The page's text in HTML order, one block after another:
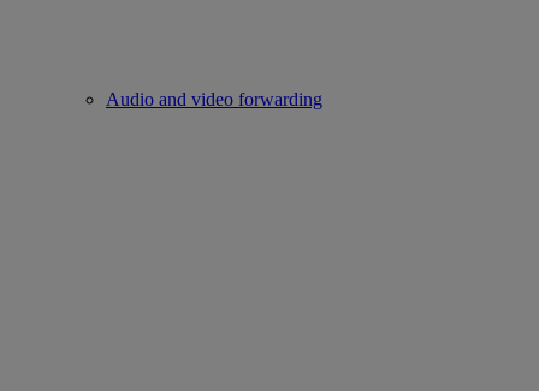
Audio and video forwarding